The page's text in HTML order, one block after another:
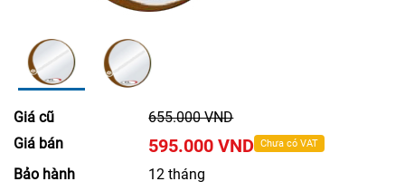
Giá cũ
655.000 VND
Giá bán
595.000 VND Chưa có VAT
Bảo hành
12 tháng